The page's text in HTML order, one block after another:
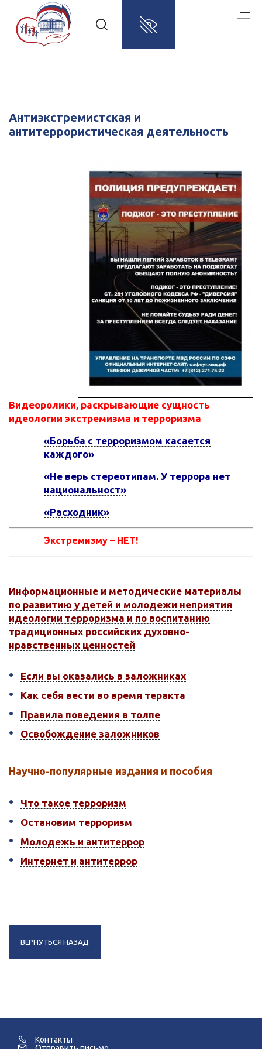
Антиэкстремистская и
антитеррористическая деятельность
Видеоролики, раскрывающие сущность
идеологии экстремизма и терроризма
«Борьба с терроризмом касается
каждого»
«Не верь стереотипам. У террора нет
национальност»
«Расходник»
Экстремизму – НЕТ!
Информационные и методические материалы
по развитию у детей и молодежи неприятия
идеологии терроризма и по воспитанию
традиционных российских духовно-
нравственных ценностей
Если вы оказались в заложниках
Как себя вести во время теракта
Правила поведения в толпе
Освобождение заложников
Научно-популярные издания и пособия
Что такое терроризм
Остановим терроризм
Молодежь и антитеррор
Интернет и антитеррор
ВЕРНУТЬСЯ НАЗАД
Контакты